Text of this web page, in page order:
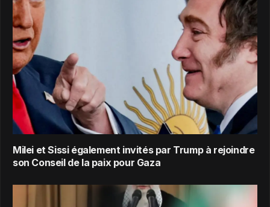
Milei et Sissi également invités par Trump à rejoindre
son Conseil de la paix pour Gaza